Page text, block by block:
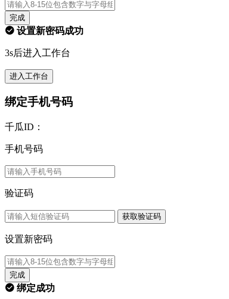
完成
设置新密码成功
3s后进入工作台
进入工作台
绑定手机号码
千瓜ID：
手机号码
验证码
获取验证码
设置新密码
完成
绑定成功